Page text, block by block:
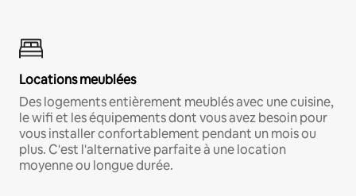
Locations meublées
Des logements entièrement meublés avec une cuisine,
le wifi et les équipements dont vous avez besoin pour
vous installer confortablement pendant un mois ou
plus. C'est l'alternative parfaite à une location
moyenne ou longue durée.